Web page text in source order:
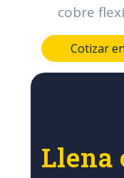
cobre
Cotizar
Llena